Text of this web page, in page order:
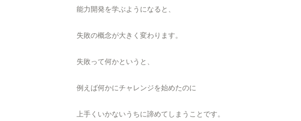
能力開発を学ぶようになると、
失敗の概念が大きく変わります。
失敗って何かというと、
例えば何かにチャレンジを始めたのに
上手くいかないうちに諦めてしまうことです。